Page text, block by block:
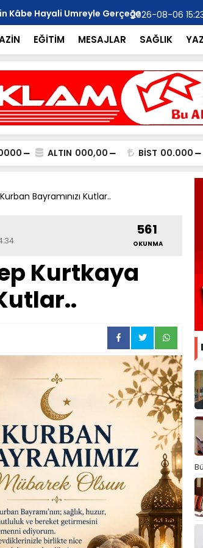
Kâbe Hayali Umreyle Gerçeğe
MHP
Ziyareti..
2026-08-06
EĞİTİM MESAJLAR SAĞLIK
ALTIN 000,00 BİST 00.000
Bayramınızı Kutlar..
561
OKUNMA
Kurtkaya